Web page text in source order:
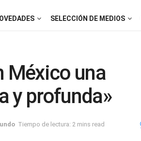
SELECCIÓN DE MEDIOS
México una
y profunda»
Tiempo de lectura: 2 mins read